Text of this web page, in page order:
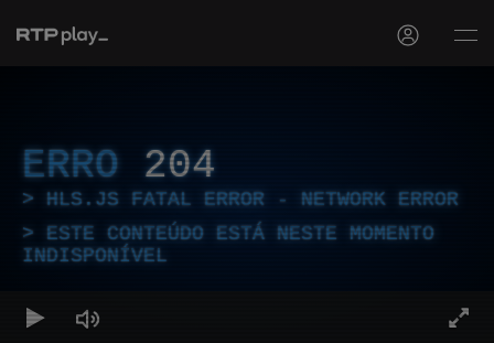
ERRO 204
HLS.JS FATAL ERROR - NETWORK ERROR
ESTE CONTEÚDO ESTÁ NESTE MOMENTO
INDISPONÍVEL